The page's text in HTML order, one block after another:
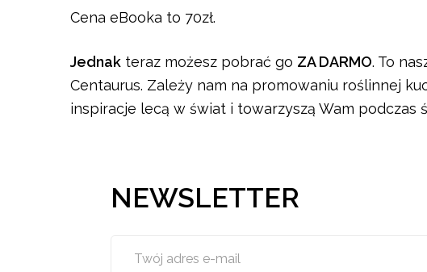
Cena eBooka to 70zł.
Jednak teraz możesz pobrać go ZA DARMO. To
Centaurus. Zależy nam na promowaniu roślinnej
inspiracje lecą w świat i towarzyszą Wam podczas
NEWSLETTER
Twój adres e-mail